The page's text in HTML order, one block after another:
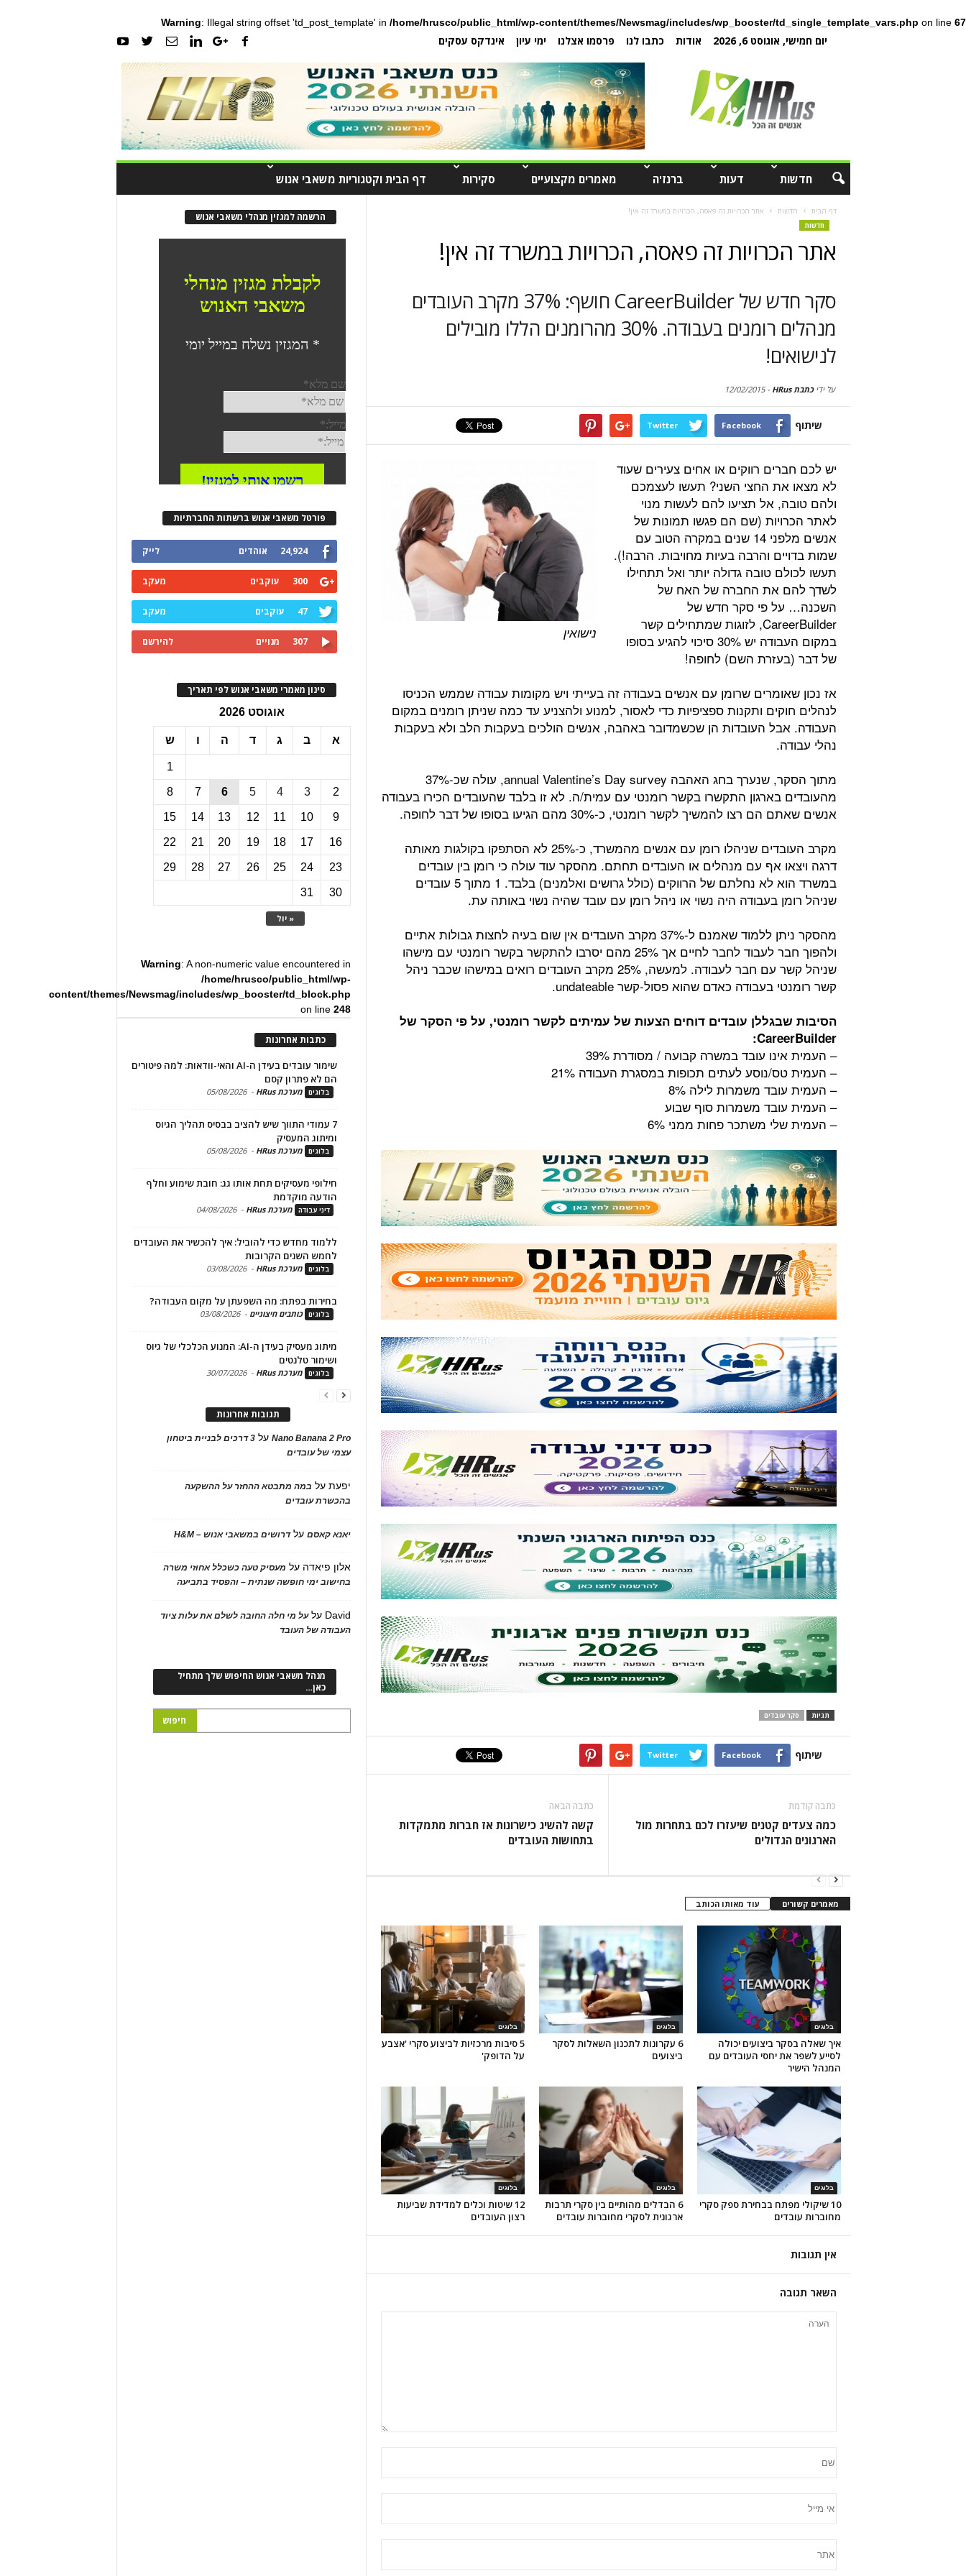
Warning: Illegal string offset 'td_post_template' in /home/hrusco/public_html/wp-content/themes/Newsmag/includes/wp_booster/td_single_template_vars.php on line 67
יום חמישי, אוגוסט 6, 2026 אודות כתבו לנו פרסמו אצלנו ימי עיון אינדקס עסקים
חדשות דעות ברנז'ה מאמרים מקצועיים סקירות דף הבית וקטגוריות משאבי אנוש
דף הבית חדשות אתר הכרויות זה פאסה, הכרויות במשרד זה אין!
חדשות
אתר הכרויות זה פאסה, הכרויות במשרד זה אין!
סקר חדש של CareerBuilder חושף: 37% מקרב העובדים
מנהלים רומנים בעבודה. 30% מהרומנים הללו מובילים
לנישואים!
על ידיכתבת HRus -
12/02/2015
שיתוף Facebook
Twitter
נישואין
יש לכם חברים רווקים או אחים צעירים שעוד
לא מצאו את החצי השני? תעשו לעצמכם
ולהם טובה, אל תציעו להם לעשות מנוי
לאתר הכרויות (שם הם פגשו תמונות של
אנשים מלפני 14 שנים במקרה הטוב עם
שמות בדויים והרבה בעיות מחויבות. הרבה!).
תעשו לכולם טובה גדולה יותר ואל תתחילו
לשדך להם את החברה של האח של
השכנה… על פי סקר חדש של
CareerBuilder, לזוגות שמתחילים קשר
במקום העבודה יש 30% סיכוי להגיע בסופו
של דבר (בעזרת השם) לחופה!
אז נכון שאומרים שרומן עם אנשים בעבודה זה בעייתי ויש מקומות עבודה שממש הכניסו
לנהלים חוקים ותקנות ספציפיות כדי לאסור, למנוע ולהצניע עד כמה שניתן רומנים במקום
העבודה. אבל העובדות הן שכשמדובר באהבה, אנשים הולכים בעקבות הלב ולא בעקבות
נהלי עבודה.
מתוך הסקר, שנערך בחג האהבה annual Valentine’s Day survey, עולה שכ-37%
מהעובדים בארגון התקשרו בקשר רומנטי עם עמית/ה. לא זו בלבד שהעובדים הכירו בעבודה
אנשים שאתם הם רצו להמשיך לקשר רומנטי, כ-30% מהם הגיעו בסופו של דבר לחופה.
מקרב העובדים שניהלו רומן עם אנשים מהמשרד, כ-25% לא הסתפקו בקולגות מאותה
דרגה ויצאו אף עם מנהלים או העובדים תחתם. מהסקר עוד עולה כי רומן בין עובדים
במשרד הוא לא נחלתם של הרווקים (כולל גרושים ואלמנים) בלבד. 1 מתוך 5 עובדים
שניהל רומן בעבודה היה נשוי או ניהל רומן עם עובד שהיה נשוי באותה עת.
מהסקר ניתן ללמוד שאמנם ל-37% מקרב העובדים אין שום בעיה לחצות גבולות אתיים
ולהפוך חבר לעבוד לחבר לחיים אך 25% מהם יסרבו להתקשר בקשר רומנטי עם מישהו
שניהל קשר עם חבר לעבודה. למעשה, 25% מקרב העובדים רואים במישהו שכבר ניהל
קשר רומנטי בעבודה כאדם שהוא פסול-קשר undateable.
הסיבות שבגללן עובדים דוחים הצעות של עמיתים לקשר רומנטי, על פי הסקר של
CareerBuilder:
– העמית אינו עובד במשרה קבועה / מסודרת 39%
– העמית טס/נוסע לעתים תכופות במסגרת העבודה 21%
– העמית עובד משמרות לילה 8%
– העמית עובד משמרות סוף שבוע
– העמית שלי משתכר פחות ממני 6%
תגיות סקר עובדים
שיתוף Facebook
Twitter
כתבה קודמת
כמה צעדים קטנים שיעזרו לכם בתחרות מול
הארגונים הגדולים
כתבה הבאה
קשה להשיג כישרונות אז חברות מתמקדות
בתחושות העובדים
מאמרים קשורים עוד מאותו הכותב
בלוגים
5 סיבות מרכזיות לביצוע סקרי 'אצבע
על הדופק'
בלוגים
6 עקרונות לתכנון השאלות לסקר
ביצועים
בלוגים
איך שאלה בסקר ביצועים יכולה
לסייע לשפר את יחסי העובדים עם
המנהל הישיר
בלוגים
12 שיטות וכלים למדידת שביעות
רצון העובדים
בלוגים
6 הבדלים מהותיים בין סקרי תרבות
ארגונית לסקרי מחוברות עובדים
בלוגים
10 שיקולי מפתח בבחירת ספק סקרי
מחוברות עובדים
אין תגובות
השאר תגובה
הרשמה למגזין מנהלי משאבי אנוש
פורטל משאבי אנוש ברשתות החברתיות
24,924 אוהדים לייק
300 עוקבים מעקב
47 עוקבים מעקב
307 מנויים להירשם
סינון מאמרי משאבי אנוש לפי תאריך
אוגוסט 2026
א ב ג ד ה ו ש
« יול
1
2
3
4
5
6
7
8
9
10
11
12
13
14
15
16
17
18
19
20
21
22
23
24
25
26
27
28
29
30
31
Warning: A non-numeric value encountered in
/home/hrusco/public_html/wp-
content/themes/Newsmag/includes/wp_booster/td_block.php
on line248
כתבות אחרונות
שימור עובדים בעידן ה-AI והאי-וודאות: למה פיטורים
הם לא פתרון קסם
בלוגים מערכת HRus -
05/08/2026
7 עמודי התווך שיש להציב בבסיס תהליך הגיוס
ומיתוג המעסיק
בלוגים מערכת HRus -
05/08/2026
חילופי מעסיקים תחת אותו גג: חובת שימוע וחלף
הודעה מוקדמת
דיני עבודה מערכת HRus -
04/08/2026
ללמוד מחדש כדי להוביל: איך להכשיר את העובדים
לחמש השנים הקרובות
בלוגים מערכת HRus -
03/08/2026
בחירות בפתח: מה השפעתן על מקום העבודה?
בלוגים כותבים חיצוניים -
03/08/2026
מיתוג מעסיק בעידן ה-AI: המנוע הכלכלי של גיוס
ושימור טלנטים
בלוגים מערכת HRus -
30/07/2026
תגובות אחרונות
Nano Banana 2 Proעל 3 דרכים לבניית ביטחון
עצמי של עובדים
יפעתעל במה מתבטא ההחזר על ההשקעה
בהכשרת עובדים
יאנא קאסםעלדרושים במשאבי אנוש – H&M
אלון פיאדה על מעסיק טעה כשכלל אחוזי משרה
בחישוב ימי חופשה שנתית – והפסיד בתביעה
David עלעל מי חלה החובה לשלם את עלות ציוד
העבודה של העובד
מנהל משאבי אנוש החיפוש שלך מתחיל
כאן…